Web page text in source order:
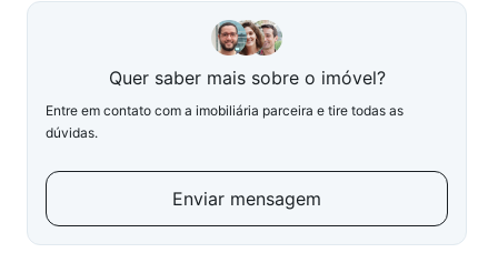
Quer saber mais sobre o imóvel?
Entre em contato com a imobiliária parceira e tire todas as
dúvidas.
Enviar mensagem